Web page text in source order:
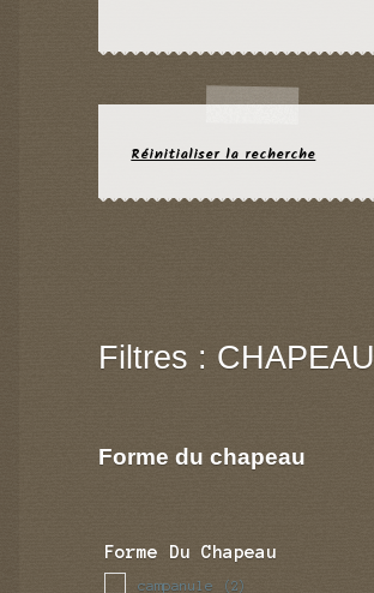
Réinitialiser la recherche
Filtres : CHAPEAU
Forme du chapeau
Forme Du Chapeau
campanule (2)